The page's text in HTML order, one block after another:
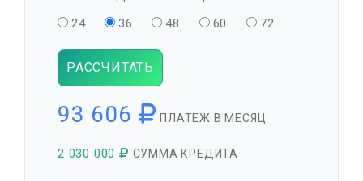
24 36 48 60 72
РАССЧИТАТЬ
93 606 ПЛАТЕЖ В МЕСЯЦ
2 030 000 СУММА КРЕДИТА